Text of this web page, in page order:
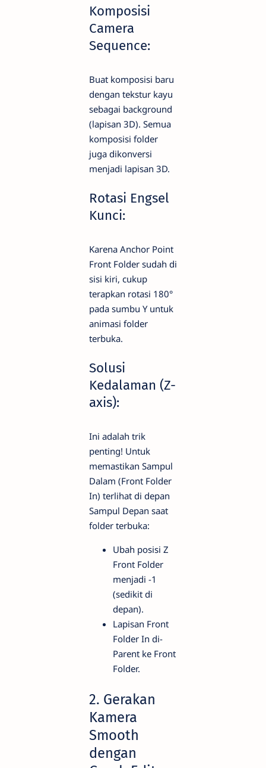
Komposisi
Camera
Sequence:
Buat komposisi baru
dengan tekstur kayu
sebagai background
(lapisan 3D). Semua
komposisi folder
juga dikonversi
menjadi lapisan 3D.
Rotasi Engsel
Kunci:
Karena Anchor Point
Front Folder sudah di
sisi kiri, cukup
terapkan rotasi 180°
pada sumbu Y untuk
animasi folder
terbuka.
Solusi
Kedalaman (Z-
axis):
Ini adalah trik
penting! Untuk
memastikan Sampul
Dalam (Front Folder
In) terlihat di depan
Sampul Depan saat
folder terbuka:
Ubah posisi Z
Front Folder
menjadi -1
(sedikit di
depan).
Lapisan Front
Folder In di-
Parent ke Front
Folder.
2. Gerakan
Kamera
Smooth
dengan